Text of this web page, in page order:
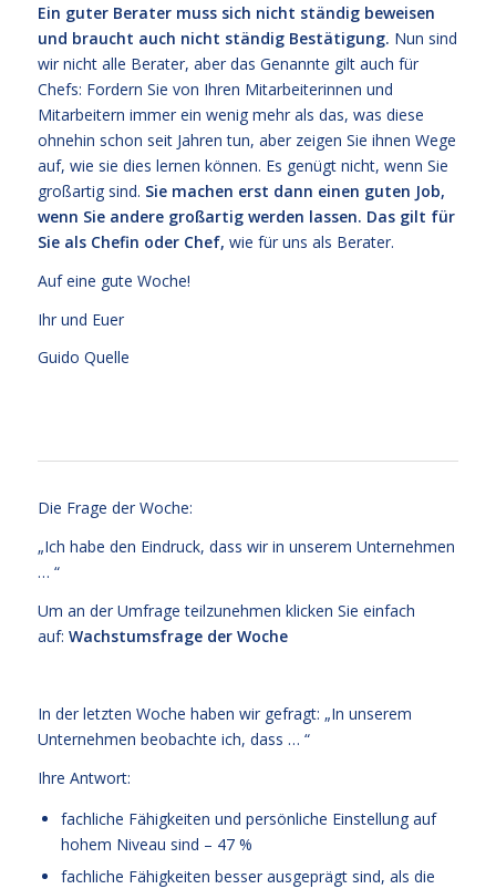
Ein guter Berater muss sich nicht ständig beweisen
und braucht auch nicht ständig Bestätigung. Nun sind
wir nicht alle Berater, aber das Genannte gilt auch für
Chefs: Fordern Sie von Ihren Mitarbeiterinnen und
Mitarbeitern immer ein wenig mehr als das, was diese
ohnehin schon seit Jahren tun, aber zeigen Sie ihnen Wege
auf, wie sie dies lernen können. Es genügt nicht, wenn Sie
großartig sind. Sie machen erst dann einen guten Job,
wenn Sie andere großartig werden lassen. Das gilt für
Sie als Chefin oder Chef, wie für uns als Berater.
Auf eine gute Woche!
Ihr und Euer
Guido Quelle
Die Frage der Woche:
„Ich habe den Eindruck, dass wir in unserem Unternehmen
… “
Um an der Umfrage teilzunehmen klicken Sie einfach
auf: Wachstumsfrage der Woche
In der letzten Woche haben wir gefragt: „In unserem
Unternehmen beobachte ich, dass … “
Ihre Antwort:
fachliche Fähigkeiten und persönliche Einstellung auf
hohem Niveau sind – 47 %
fachliche Fähigkeiten besser ausgeprägt sind, als die